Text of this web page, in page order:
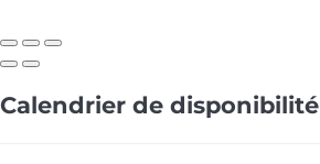
Calendrier de disponibilité